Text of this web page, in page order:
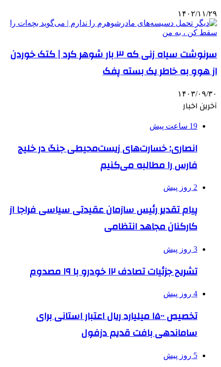
۱۴۰۲/۱۱/۲۹
سرنوشت سیاه زنی که ۳ بار شوهر کرد | کتک خوردن
از هوو به خاطر یک بسته پفک
۱۴۰۳/۰۹/۳۰
آخرین اخبار
19 ساعت پیش
انصاری: خسارت‌های زیست‌محیطی جنگ در خلیج
فارس را مطالبه‌ می‌کنیم
2 روز پیش
پیام تقدیر رئیس سازمان عقیدتی سیاسی فراجا از
کارکنان مجاهد انتظامی
3 روز پیش
تشریح جزئیات تصادف ۱۲ خودرو با ۱۹ مصدوم
4 روز پیش
تخصیص ۱۵۰۰ میلیارد ریال اعتبار استانی برای
ساماندهی بافت قدیم دزفول
5 روز پیش